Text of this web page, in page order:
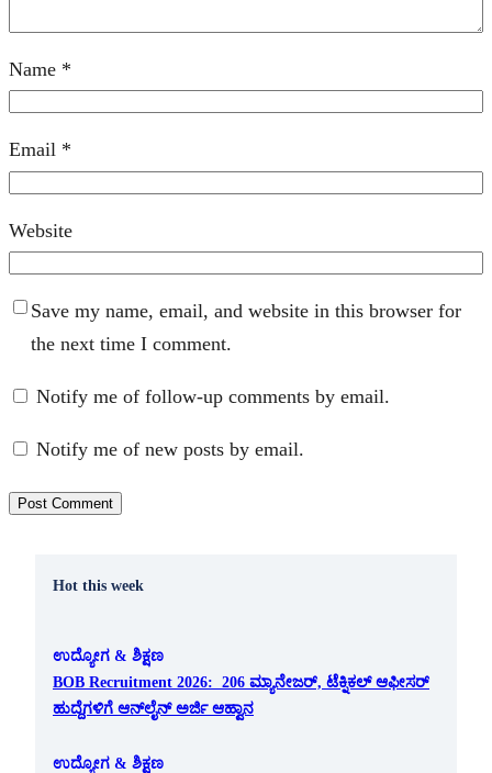
Name *
Email *
Website
Save my name, email, and website in this browser for
the next time I comment.
Notify me of follow-up comments by email.
Notify me of new posts by email.
Hot this week
ಉದ್ಯೋಗ & ಶಿಕ್ಷಣ
BOB Recruitment 2026: 206 ಮ್ಯಾನೇಜರ್, ಟೆಕ್ನಿಕಲ್ ಆಫೀಸರ್
ಹುದ್ದೆಗಳಿಗೆ ಆನ್‌ಲೈನ್ ಅರ್ಜಿ ಆಹ್ವಾನ
ಉದ್ಯೋಗ & ಶಿಕ್ಷಣ